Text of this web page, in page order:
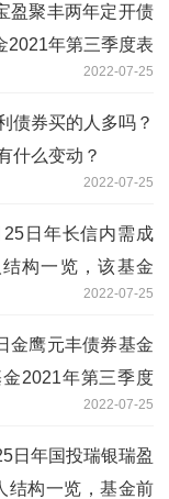
盈聚丰两年定开债
2021年第三季度表
2022-07-25
债券买的人多吗？
什么变动？
2022-07-25
日年长信内需成
构一览，该基金
2022-07-25
金鹰元丰债券基金
2021年第三季度
2022-07-25
日年国投瑞银瑞盈
结构一览，基金前